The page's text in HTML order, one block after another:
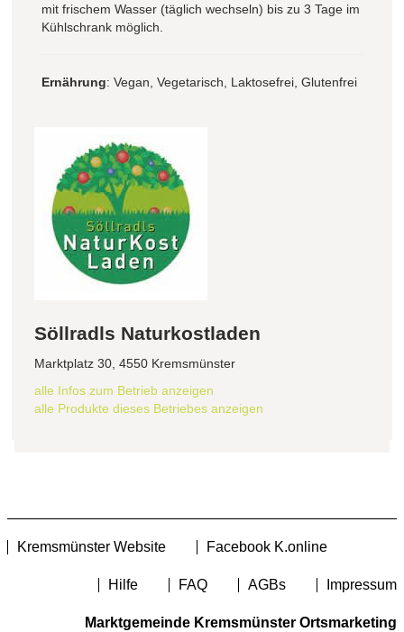
mit frischem Wasser (täglich wechseln) bis zu 3 Tage im
Kühlschrank möglich.
Ernährung: Vegan, Vegetarisch, Laktosefrei, Glutenfrei
Söllradls Naturkostladen
Marktplatz 30, 4550 Kremsmünster
alle Infos zum Betrieb anzeigen
alle Produkte dieses Betriebes anzeigen
Kremsmünster Website Facebook K.online
Hilfe FAQ AGBs Impressum
Marktgemeinde Kremsmünster Ortsmarketing